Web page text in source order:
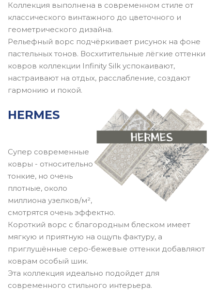
Коллекция выполнена в современном стиле от
классического винтажного до цветочного и
геометрического дизайна.
Рельефный ворс подчёркивает рисунок на фоне
пастельных тонов. Восхитительные лёгкие оттенки
ковров коллекции Infinity Silk успокаивают,
настраивают на отдых, расслабление, создают
гармонию и покой.
HERMES
Супер современные
ковры - относительно
тонкие, но очень
плотные, около
миллиона узелков/м²,
смотрятся очень эффектно.
Короткий ворс с благородным блеском имеет
мягкую и приятную на ощупь фактуру, а
приглушённые серо-бежевые оттенки добавляют
коврам особый шик.
Эта коллекция идеально подойдет для
современного стильного интерьера.